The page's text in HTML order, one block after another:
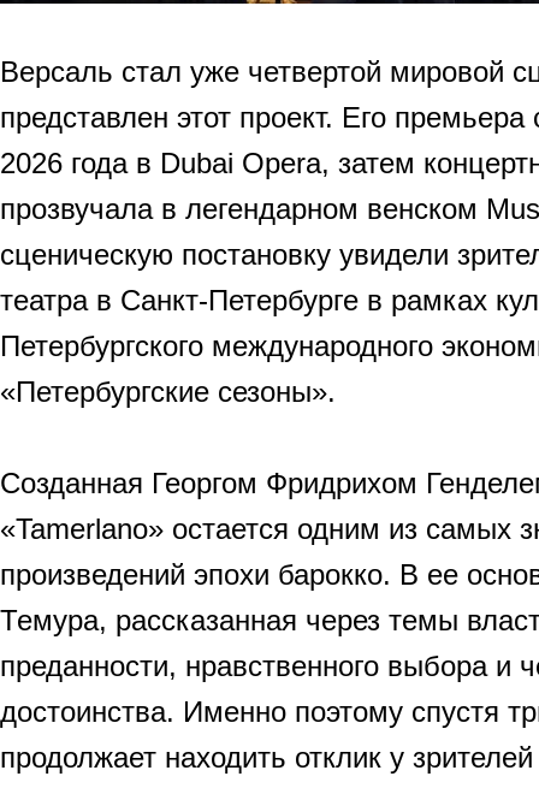
Версаль стал уже четвертой мировой
представлен этот проект. Его
2026 года в Dubai Opera, затем
прозвучала в легендарном венском
сценическую постановку увидели
театра в Санкт-Петербурге в рамках
Петербургского международного
«Петербургские сезоны».
Созданная Георгом Фридрихом
«Tamerlano» остается одним из самых
произведений эпохи барокко. В ее
Темура, рассказанная через темы
преданности, нравственного выбора и
достоинства. Именно поэтому спустя
продолжает находить отклик у